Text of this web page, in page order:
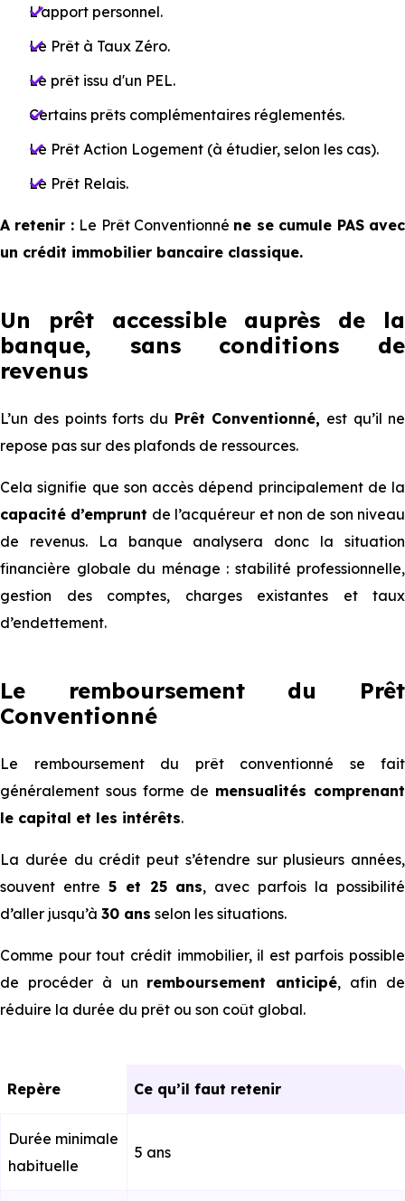
L'apport personnel.
Le Prêt à Taux Zéro.
Le prêt issu d'un PEL.
Certains prêts complémentaires réglementés.
Le Prêt Action Logement (à étudier, selon les cas).
Le Prêt Relais.
A retenir : Le Prêt Conventionné ne se cumule PAS avec
un crédit immobilier bancaire classique.
Un prêt accessible auprès de la
banque, sans conditions de
revenus
L’un des points forts du Prêt Conventionné, est qu’il ne
repose pas sur des plafonds de ressources.
Cela signifie que son accès dépend principalement de la
capacité d’emprunt de l’acquéreur et non de son niveau
de revenus. La banque analysera donc la situation
financière globale du ménage : stabilité professionnelle,
gestion des comptes, charges existantes et taux
d’endettement.
Le remboursement du Prêt
Conventionné
Le remboursement du prêt conventionné se fait
généralement sous forme de mensualités comprenant
le capital et les intérêts.
La durée du crédit peut s’étendre sur plusieurs années,
souvent entre 5 et 25 ans, avec parfois la possibilité
d’aller jusqu’à 30 ans selon les situations.
Comme pour tout crédit immobilier, il est parfois possible
de procéder à un remboursement anticipé, afin de
réduire la durée du prêt ou son coût global.
Repère Ce qu’il faut retenir
Durée minimale
habituelle
5 ans